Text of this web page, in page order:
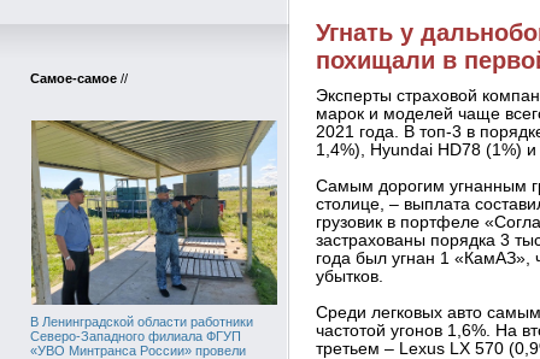
Самое-самое //
В Ленинградской области работники
Северо-Западного филиала ФГУП
«УВО Минтранса России» провели
Угнать у
похищали в
Эксперты страховой
марок и моделей чаще
2021 года. В топ-3 в
1,4%), Hyundai HD78 (1%)
Самым дорогим угнанным
столице, – выплата
грузовик в портфеле
застрахованы порядка 3
года был угнан 1 «КамАЗ»,
убытков.
Среди легковых авто
частотой угонов 1,6%. На
третьем – Lexus LX 570